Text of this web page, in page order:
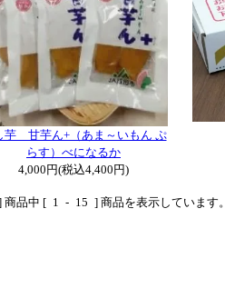
芋 甘芋ん+（あま～いもん ぷ
らす）べになるか
4,000円(税込4,400円)
商品中 [ 1 - 15 ] 商品を表示しています。